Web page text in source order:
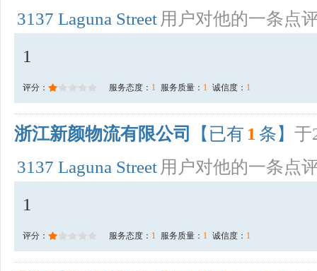
3137 Laguna Street 用户对他的一条点
1
评分： 服务态度： 1 服务质量： 1 诚信度： 1
浙江新颜物流有限公司 【已有 1 条】 于
3137 Laguna Street 用户对他的一条点
1
评分： 服务态度： 1 服务质量： 1 诚信度： 1